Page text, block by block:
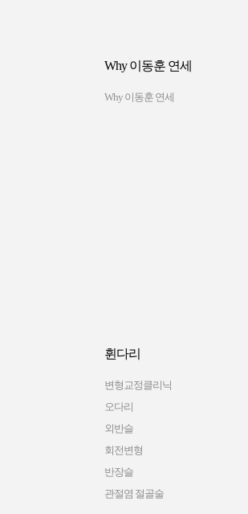
Why 이동훈 연세
Why 이동훈 연세
휜다리
변형교정클리닉
오다리
외반슬
회전변형
반장슬
관절염 절골술